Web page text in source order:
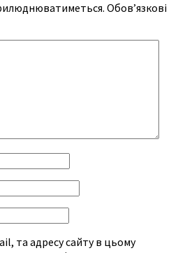
Обов’язкові
та адресу сайту в цьому